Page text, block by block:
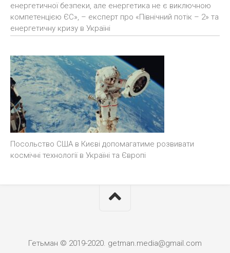
енергетичної безпеки, але енергетика не є виключною
компетенцією ЄС», – експерт про «Північний потік – 2» та
енергетичну кризу в Україні
Посольство США в Києві допомагатиме розвивати
космічні технології в Україні та Європі
Гетьман © 2019-2020. getman.media@gmail.com